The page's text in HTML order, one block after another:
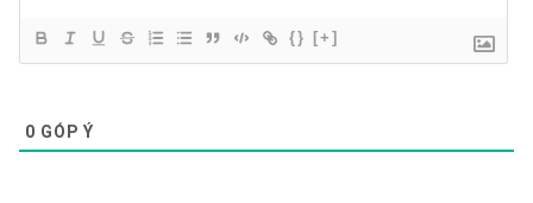
{} [+]
0 GÓP Ý